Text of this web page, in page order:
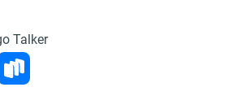
Talker